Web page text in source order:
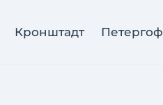
Кронштадт Петергоф